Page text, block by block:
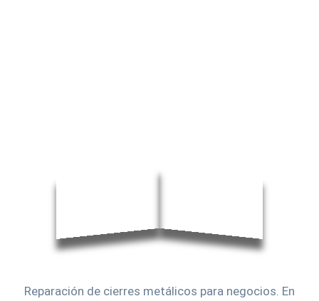
Reparación de cierres metálicos para negocios. En